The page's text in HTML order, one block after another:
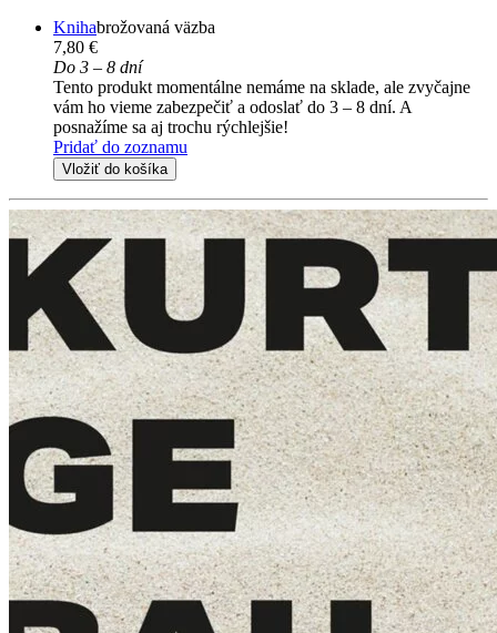
Knihabrožovaná väzba
7,80 €
Do 3 – 8 dní
Tento produkt momentálne nemáme na sklade, ale zvyčajne
vám ho vieme zabezpečiť a odoslať do 3 – 8 dní. A
posnažíme sa aj trochu rýchlejšie!
Pridať do zoznamu
Vložiť do košíka